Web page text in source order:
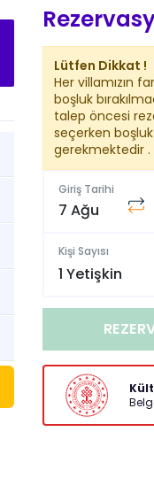
Lütfen Dikkat !
Her villamızın
boşluk
talep öncesi
seçerken
gerekmektedir .
Giriş Tarihi
7 Ağu
Kişi Sayısı
1 Yetişkin